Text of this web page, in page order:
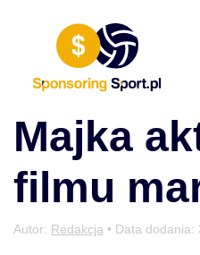
Majka
filmu
Autor: Redakcja • Data dodania: